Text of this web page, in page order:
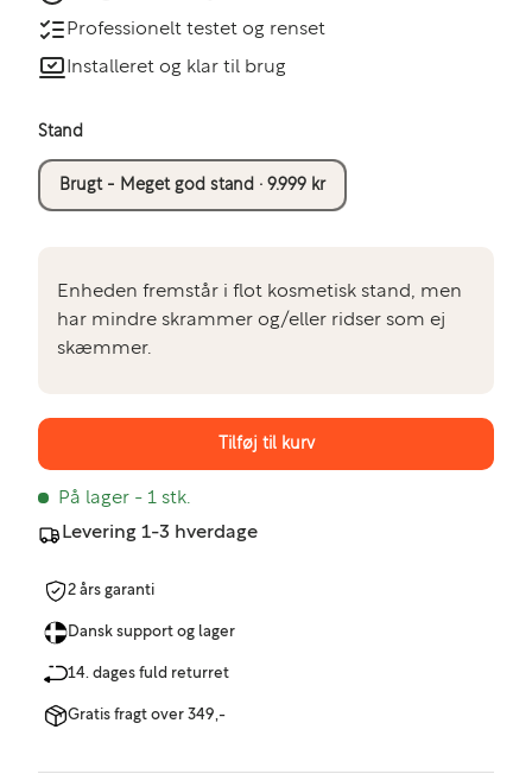
Professionelt testet og renset
Installeret og klar til brug
Stand
Brugt - Meget god stand · 9.999 kr
Enheden fremstår i flot kosmetisk stand, men
har mindre skrammer og/eller ridser som ej
skæmmer.
Tilføj til kurv
På lager - 1 stk.
Levering 1-3 hverdage
2 års garanti
Dansk support og lager
14. dages fuld returret
Gratis fragt over 349,-